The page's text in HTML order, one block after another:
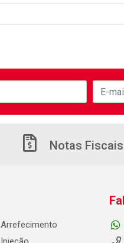
Notas Fiscais
Arrefecimento